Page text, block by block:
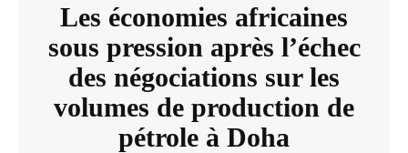
Les économies africaines
sous pression après l’échec
des négociations sur les
volumes de production de
pétrole à Doha